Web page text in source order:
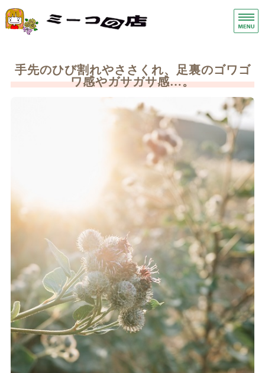
手荒れ手湿疹保湿クリーム・
症状別
手先のひび割れやささくれ、足裏のゴワゴ
ワ感やガサガサ感…。